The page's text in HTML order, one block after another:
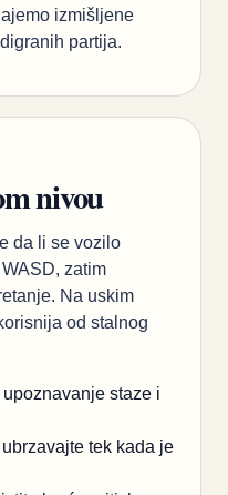
izmišljene
partija.
nivou
da li se vozilo
zatim
Na uskim
od stalnog
staze i
tek kada je